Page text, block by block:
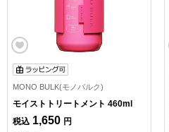
MONO BULK(モノバルク)
モイストトリートメント 460ml
税込 1,650 円